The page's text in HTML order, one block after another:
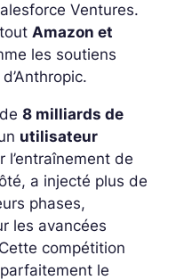
Ventures.
Amazon et
les soutiens
8 milliards de
utilisateur
l’entraînement de
a injecté plus de
phases,
les avancées
compétition
le